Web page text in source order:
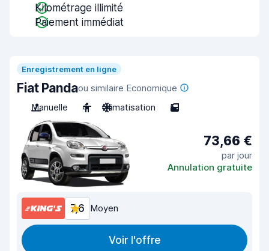
Kilométrage illimité
Paiement immédiat
Enregistrement en ligne
Fiat Pandaou similaire Economique
Manuelle
4 Climatisation 5
73,66 €
par jour
Annulation gratuite
7,6 Moyen
Voir l'offre